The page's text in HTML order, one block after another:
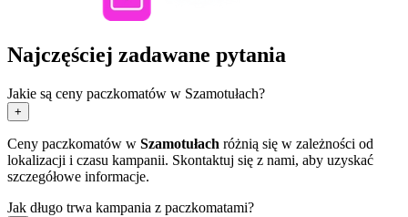
Najczęściej zadawane pytania
Jakie są ceny paczkomatów w Szamotułach?
+
Ceny paczkomatów w Szamotułach różnią się w zależności od
lokalizacji i czasu kampanii. Skontaktuj się z nami, aby uzyskać
szczegółowe informacje.
Jak długo trwa kampania z paczkomatami?